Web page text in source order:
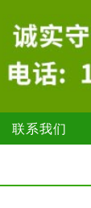
联系我们